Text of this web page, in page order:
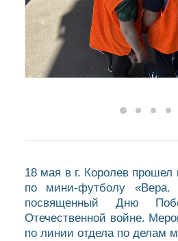
18 мая в г. Королев прошел
по мини-футболу «Вера.
посвященный Дню
Отечественной войне.
по линии отдела по делам